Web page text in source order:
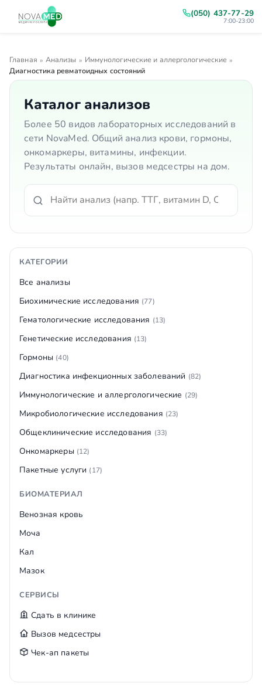
(050) 437-77-29
7:00-23:00
Главная » Анализы » Иммунологические и аллергологические »
Диагностика ревматоидных состояний
Каталог анализов
Более 50 видов лабораторных исследований в
сети NovaMed. Общий анализ крови, гормоны,
онкомаркеры, витамины, инфекции.
Результаты онлайн, вызов медсестры на дом.
КАТЕГОРИИ
Все анализы
Биохимические исследования (77)
Гематологические исследования (13)
Генетические исследования (13)
Гормоны (40)
Диагностика инфекционных заболеваний (82)
Иммунологические и аллергологические (29)
Микробиологические исследования (23)
Общеклинические исследования (33)
Онкомаркеры (12)
Пакетные услуги (17)
БИОМАТЕРИАЛ
Венозная кровь
Моча
Кал
Мазок
СЕРВИСЫ
Сдать в клинике
Вызов медсестры
Чек-ап пакеты